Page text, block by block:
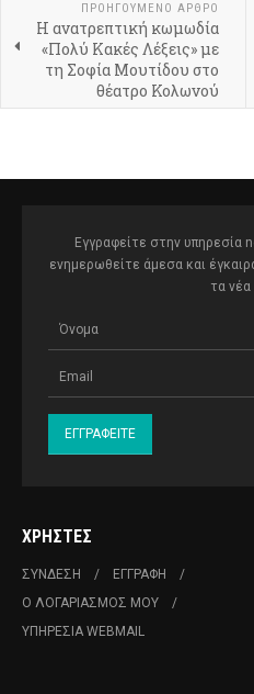
ΠΡΟΗΓΟΎΜΕΝΟ ΆΡΘΡΟ
Η ανατρεπτική κωμωδία
«Πολύ Κακές Λέξεις» με
τη Σοφία Μουτίδου στο
θέατρο Κολωνού
Εγγραφείτε στην
ενημερωθείτε άμεσα και
τα νέα
ΧΡΉΣΤΕΣ
ΣΎΝΔΕΣΗ
ΕΓΓΡΑΦΉ
Ο ΛΟΓΑΡΙΑΣΜΌΣ ΜΟΥ
ΥΠΗΡΕΣΊΑ WEBMAIL